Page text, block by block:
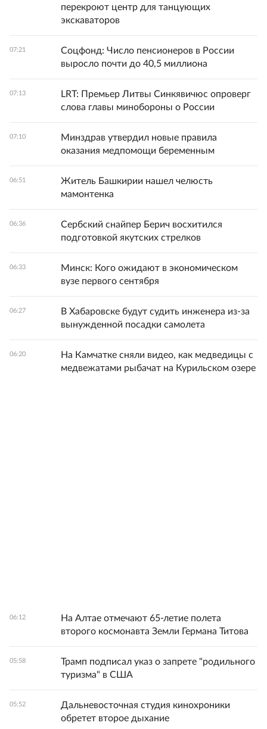
перекроют центр для танцующих
экскаваторов
07:21
Соцфонд: Число пенсионеров в России
выросло почти до 40,5 миллиона
07:13
LRT: Премьер Литвы Синкявичюс опроверг
слова главы минобороны о России
07:10
Минздрав утвердил новые правила
оказания медпомощи беременным
06:51
Житель Башкирии нашел челюсть
мамонтенка
06:36
Сербский снайпер Берич восхитился
подготовкой якутских стрелков
06:33
Минск: Кого ожидают в экономическом
вузе первого сентября
06:27
В Хабаровске будут судить инженера из-за
вынужденной посадки самолета
06:20
На Камчатке сняли видео, как медведицы с
медвежатами рыбачат на Курильском озере
06:12
На Алтае отмечают 65-летие полета
второго космонавта Земли Германа Титова
05:58
Трамп подписал указ о запрете "родильного
туризма" в США
05:52
Дальневосточная студия кинохроники
обретет второе дыхание